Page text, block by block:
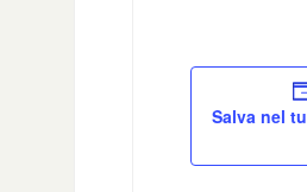
Salva nel